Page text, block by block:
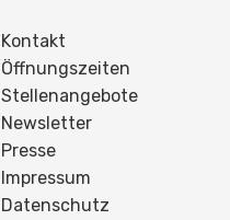
Kontakt
Öffnungszeiten
Stellenangebote
Newsletter
Presse
Impressum
Datenschutz